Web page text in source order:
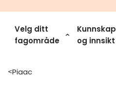
Velg ditt
fagområde
Kunnskap
og innsikt
>Piaac